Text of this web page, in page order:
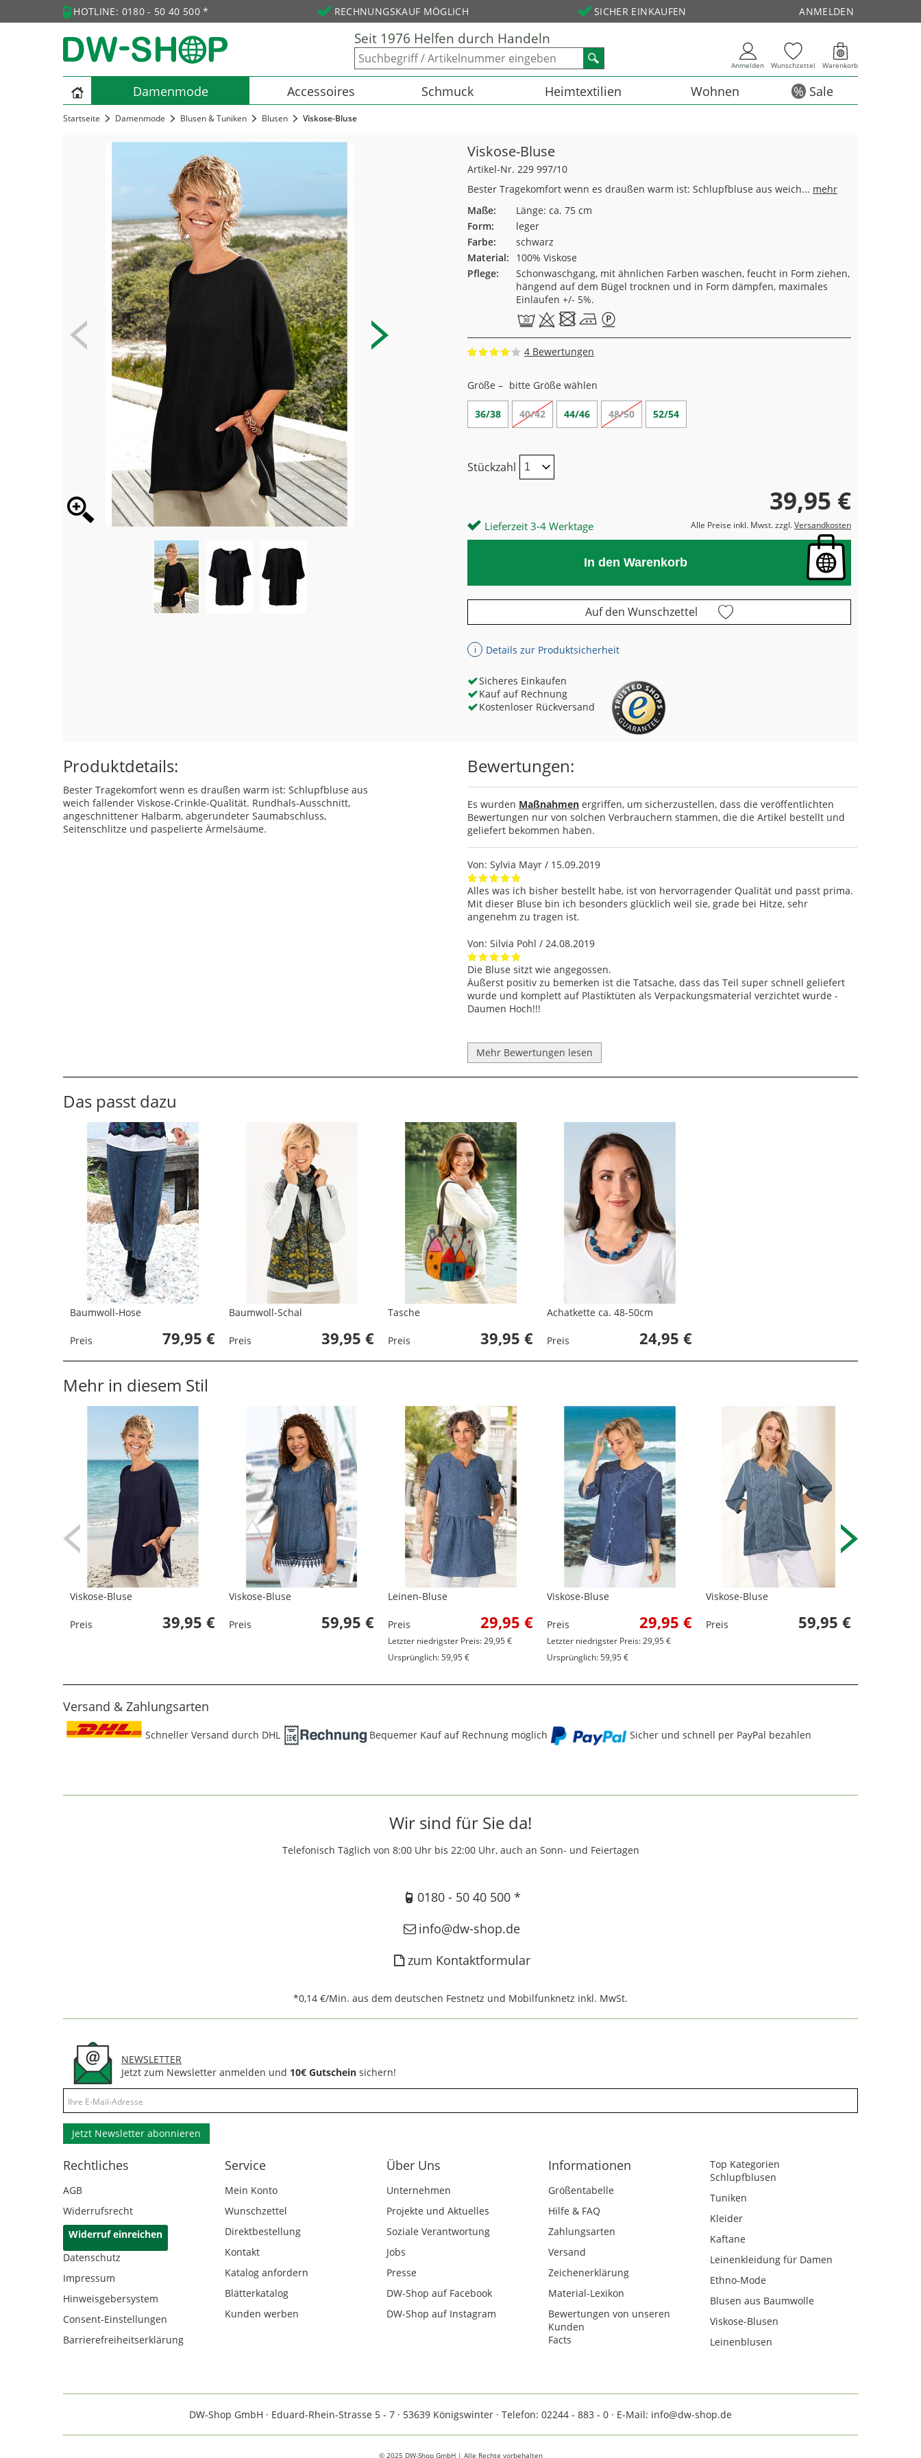
HOTLINE: 0180 - 50 40 500 * RECHNUNGSKAUF MÖGLICH SICHER EINKAUFEN ANMELDEN
Seit 1976 Helfen durch Handeln
Anmelden Wunschzettel Warenkorb
Damenmode Accessoires Schmuck Heimtextilien Wohnen Sale
Startseite Damenmode Blusen & Tuniken Blusen Viskose-Bluse
Viskose-Bluse
Artikel-Nr. 229 997/10
4
Bester Tragekomfort wenn es draußen warm ist: Schlupfbluse aus weich... mehr
Größe – bitte Größe wählen
36/38 40/42 44/46 48/50 52/54
Stückzahl
39,95 €
Alle Preise inkl. Mwst. zzgl.Versandkosten
Lieferzeit 3-4 Werktage
In den Warenkorb
Auf den Wunschzettel
ℹ Details zur Produktsicherheit
Sicheres Einkaufen
Kauf auf Rechnung
Kostenloser Rückversand
Maße:
Länge: ca. 75 cm
Form:
leger
Farbe:
schwarz
Material:
100% Viskose
Pflege:
Schonwaschgang, mit ähnlichen Farben waschen, feucht in Form ziehen,
hängend auf dem Bügel trocknen und in Form dämpfen, maximales
Einlaufen +/- 5%.
Produktdetails:
Bester Tragekomfort wenn es draußen warm ist: Schlupfbluse aus
weich fallender Viskose-Crinkle-Qualität. Rundhals-Ausschnitt,
angeschnittener Halbarm, abgerundeter Saumabschluss,
Seitenschlitze und paspelierte Ärmelsäume.
Bewertungen:
Es wurden Maßnahmen ergriffen, um sicherzustellen, dass die veröffentlichten
Bewertungen nur von solchen Verbrauchern stammen, die die Artikel bestellt und
geliefert bekommen haben.
Von: Sylvia Mayr / 15.09.2019
Alles was ich bisher bestellt habe, ist von hervorragender Qualität und passt prima.
Mit dieser Bluse bin ich besonders glücklich weil sie, grade bei Hitze, sehr
angenehm zu tragen ist.
Von: Silvia Pohl / 24.08.2019
Die Bluse sitzt wie angegossen.
Äußerst positiv zu bemerken ist die Tatsache, dass das Teil super schnell geliefert
wurde und komplett auf Plastiktüten als Verpackungsmaterial verzichtet wurde -
Daumen Hoch!!!
Mehr Bewertungen lesen
Das passt dazu
Baumwoll-Hose
Preis 79,95 €
Baumwoll-Schal
Preis 39,95 €
Tasche
Preis 39,95 €
Achatkette ca. 48-50cm
Preis 24,95 €
Mehr in diesem Stil
Viskose-Bluse
Preis 39,95 €
Viskose-Bluse
Preis 59,95 €
Leinen-Bluse
Preis 29,95 €
Letzter niedrigster Preis: 29,95 €
Ursprünglich: 59,95 €
Viskose-Bluse
Preis 29,95 €
Letzter niedrigster Preis: 29,95 €
Ursprünglich: 59,95 €
Viskose-Bluse
Preis 59,95 €
Versand & Zahlungsarten
Schneller Versand durch DHL Bequemer Kauf auf Rechnung möglich Sicher und schnell per PayPal bezahlen
Wir sind für Sie da!
Telefonisch Täglich von 8:00 Uhr bis 22:00 Uhr, auch an Sonn- und Feiertagen
0180 - 50 40 500 *
info@dw-shop.de
zum Kontaktformular
*0,14 €/Min. aus dem deutschen Festnetz und Mobilfunknetz inkl. MwSt.
NEWSLETTER
Jetzt zum Newsletter anmelden und 10€ Gutschein sichern!
Jetzt Newsletter abonnieren
Rechtliches
AGB
Widerrufsrecht
Widerruf einreichen
Datenschutz
Impressum
Hinweisgebersystem
Consent-Einstellungen
Barrierefreiheitserklärung
Service
Mein Konto
Wunschzettel
Direktbestellung
Kontakt
Katalog anfordern
Blätterkatalog
Kunden werben
Über Uns
Unternehmen
Projekte und Aktuelles
Soziale Verantwortung
Jobs
Presse
DW-Shop auf Facebook
DW-Shop auf Instagram
Informationen
Größentabelle
Hilfe & FAQ
Zahlungsarten
Versand
Zeichenerklärung
Material-Lexikon
Bewertungen von unseren
Kunden
Facts
Top Kategorien
Schlupfblusen
Tuniken
Kleider
Kaftane
Leinenkleidung für Damen
Ethno-Mode
Blusen aus Baumwolle
Viskose-Blusen
Leinenblusen
DW-Shop GmbH · Eduard-Rhein-Strasse 5 - 7 · 53639 Königswinter · Telefon: 02244 - 883 - 0 · E-Mail: info@dw-shop.de
© 2025 DW-Shop GmbH | Alle Rechte vorbehalten